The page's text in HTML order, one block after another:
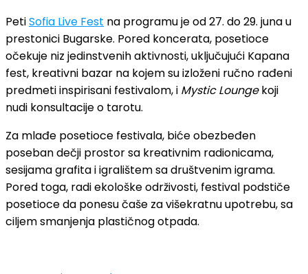
PetiSofia Live Fest na programu je od 27. do 29. juna u
prestonici Bugarske. Pored koncerata, posetioce
očekuje niz jedinstvenih aktivnosti, uključujući Kapana
fest, kreativni bazar na kojem su izloženi ručno rađeni
predmeti inspirisani festivalom, i Mystic Loungekoji
nudi konsultacije o tarotu.
Za mlađe posetioce festivala, biće obezbeđen
poseban dečji prostor sa kreativnim radionicama,
sesijama grafita i igralištem sa društvenim igrama.
Pored toga, radi ekološke održivosti, festival podstiče
posetioce da ponesu čaše za višekratnu upotrebu, sa
ciljem smanjenja plastičnog otpada.